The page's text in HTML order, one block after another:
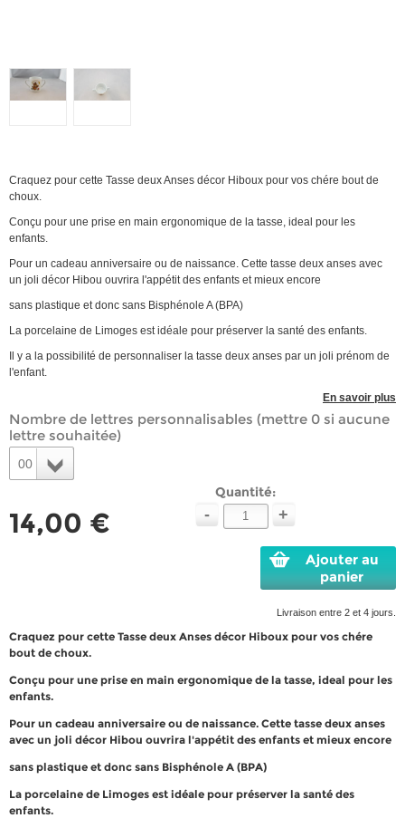
Craquez pour cette Tasse deux Anses décor Hiboux pour vos chére bout de
choux.
Conçu pour une prise en main ergonomique de la tasse, ideal pour les
enfants.
Pour un cadeau anniversaire ou de naissance. Cette tasse deux anses avec
un joli décor Hibou ouvrira l'appétit des enfants et mieux encore
sans plastique et donc sans Bisphénole A (BPA)
La porcelaine de Limoges est idéale pour préserver la santé des enfants.
Il y a la possibilité de personnaliser la tasse deux anses par un joli prénom de
l'enfant.
En savoir plus
Nombre de lettres personnalisables (mettre 0 si aucune
lettre souhaitée)
00
14,00 €
Quantité:
- +
Ajouter au
panier
Livraison entre 2 et 4 jours.
Craquez pour cette Tasse deux Anses décor Hiboux pour vos chére
bout de choux.
Conçu pour une prise en main ergonomique de la tasse, ideal pour les
enfants.
Pour un cadeau anniversaire ou de naissance. Cette tasse deux anses
avec un joli décor Hibou ouvrira l'appétit des enfants et mieux encore
sans plastique et donc sans Bisphénole A (BPA)
La porcelaine de Limoges est idéale pour préserver la santé des
enfants.